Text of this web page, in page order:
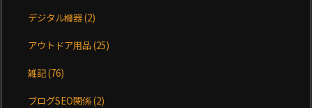
デジタル機器(2)
アウトドア用品(25)
雑記(76)
ブログSEO関係(2)